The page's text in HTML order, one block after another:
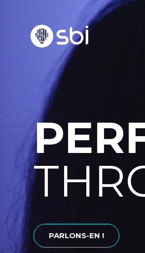
PARLONS-EN !